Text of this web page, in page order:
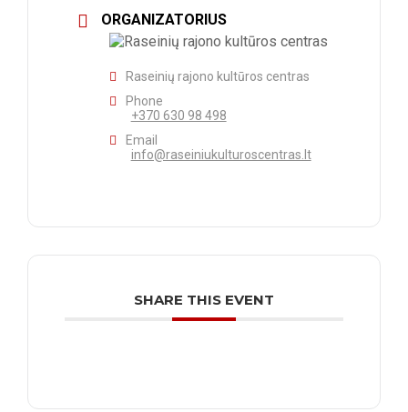
ORGANIZATORIUS
Raseinių rajono kultūros centras
Phone
+370 630 98 498
Email
info@raseiniukulturoscentras.lt
SHARE THIS EVENT